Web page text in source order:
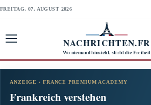
FREITAG, 07. AUGUST 2026
NACHRICHTEN.FR
Wo niemand hinsieht, stirbt die Freiheit
ANZEIGE · FRANCE PREMIUM ACADEMY
Frankreich verstehen